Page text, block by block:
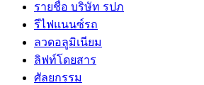
รายชื่อ บริษัท รปภ
รีไฟแนนซ์รถ
ลวดอลูมิเนียม
ลิฟท์โดยสาร
ศัลยกรรม